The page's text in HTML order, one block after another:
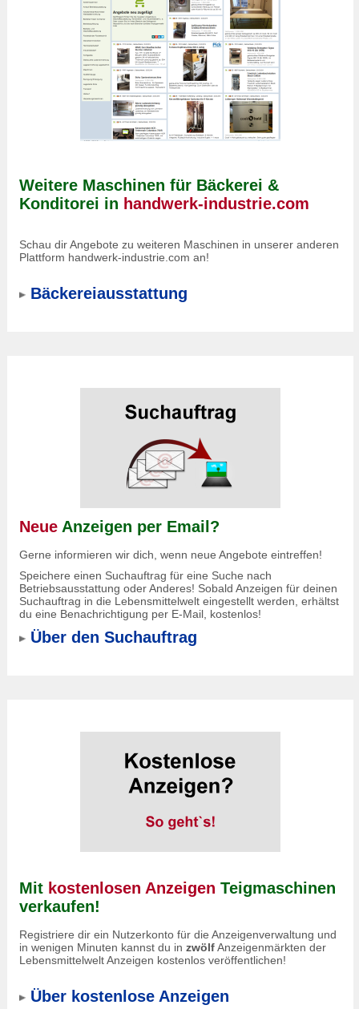
Weitere Maschinen für Bäckerei &
Konditorei in handwerk-industrie.com
Schau dir Angebote zu weiteren Maschinen in unserer anderen
Plattform handwerk-industrie.com an!
Bäckereiausstattung
Neue Anzeigen per Email?
Gerne informieren wir dich, wenn neue Angebote eintreffen!
Speichere einen Suchauftrag für eine Suche nach
Betriebsausstattung oder Anderes! Sobald Anzeigen für deinen
Suchauftrag in die Lebensmittelwelt eingestellt werden, erhältst
du eine Benachrichtigung per E-Mail, kostenlos!
Über den Suchauftrag
Mit kostenlosen Anzeigen Teigmaschinen
verkaufen!
Registriere dir ein Nutzerkonto für die Anzeigenverwaltung und
in wenigen Minuten kannst du in zwölfAnzeigenmärkten der
Lebensmittelwelt Anzeigen kostenlos veröffentlichen!
Über kostenlose Anzeigen